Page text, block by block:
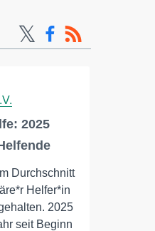
2025
Durchschnitt
Helfer*in
2025
seit Beginn